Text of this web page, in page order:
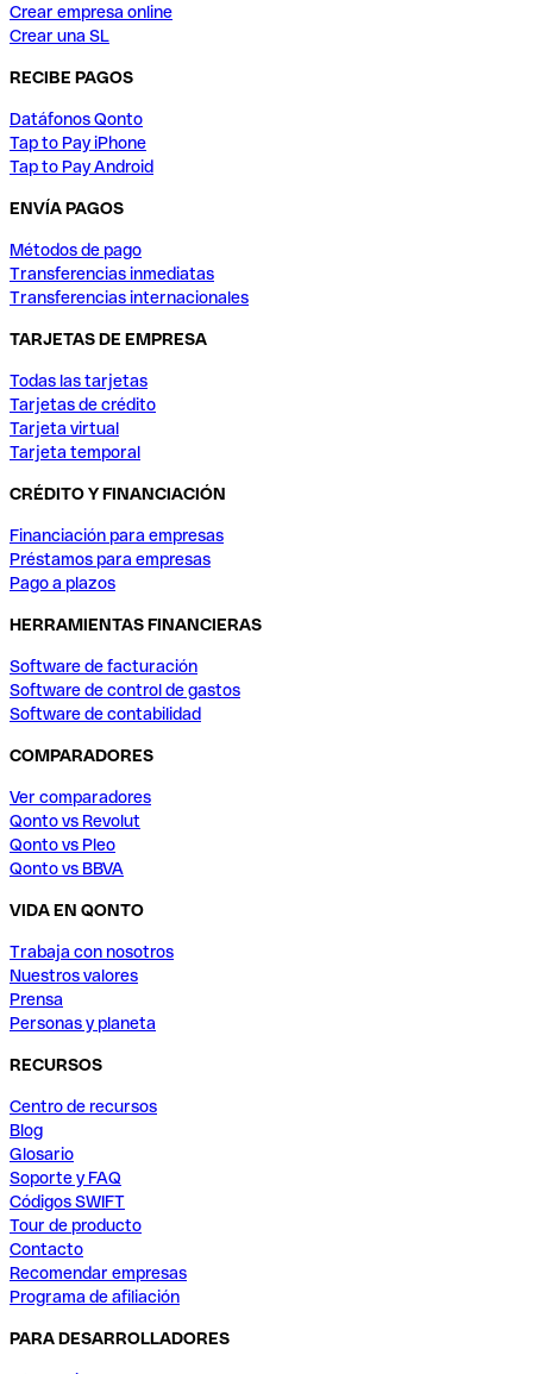
Crear empresa online
Crear una SL
RECIBE PAGOS
Datáfonos Qonto
Tap to Pay iPhone
Tap to Pay Android
ENVÍA PAGOS
Métodos de pago
Transferencias inmediatas
Transferencias internacionales
TARJETAS DE EMPRESA
Todas las tarjetas
Tarjetas de crédito
Tarjeta virtual
Tarjeta temporal
CRÉDITO Y FINANCIACIÓN
Financiación para empresas
Préstamos para empresas
Pago a plazos
HERRAMIENTAS FINANCIERAS
Software de facturación
Software de control de gastos
Software de contabilidad
COMPARADORES
Ver comparadores
Qonto vs Revolut
Qonto vs Pleo
Qonto vs BBVA
VIDA EN QONTO
Trabaja con nosotros
Nuestros valores
Prensa
Personas y planeta
RECURSOS
Centro de recursos
Blog
Glosario
Soporte y FAQ
Códigos SWIFT
Tour de producto
Contacto
Recomendar empresas
Programa de afiliación
PARA DESARROLLADORES